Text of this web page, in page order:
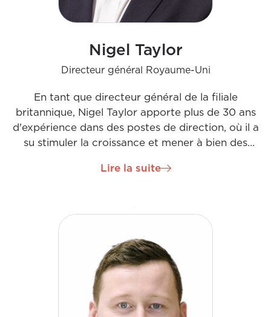
Nigel Taylor
Directeur général Royaume-Uni
En tant que directeur général de la filiale
britannique, Nigel Taylor apporte plus de 30 ans
d'expérience dans des postes de direction, où il a
su stimuler la croissance et mener à bien des
brillante carrière, Nigel a mis à profit son expertise
l'entreprise pour mener à bien le prochain chapitre
marché britannique. Avec un style de leadership
stimulant et une quête incessante de l'excellence,
Nigel supervise la stratégie, la croissance de
l'entreprise, la culture, le développement des
talents, les opérations et les finances. Sa passion
Lire la suite